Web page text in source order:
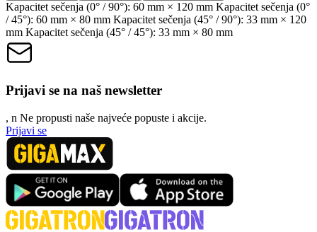
Kapacitet sečenja (0° / 90°): 60 mm × 120 mm Kapacitet sečenja (0°
/ 45°): 60 mm × 80 mm Kapacitet sečenja (45° / 90°): 33 mm × 120
mm Kapacitet sečenja (45° / 45°): 33 mm × 80 mm
Prijavi se na naš newsletter
, n Ne propusti naše najveće popuste i akcije.
Prijavi se